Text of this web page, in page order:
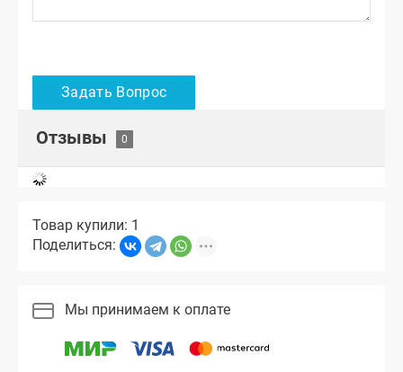
Отзывы
Товар купили: 1
Поделиться:
Мы принимаем к оплате